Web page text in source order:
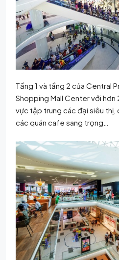
Tầng 1 và tầng 2 của Central
Shopping Mall Center với hơn
vực tập trung các đại siêu thị,
các quán cafe sang trọng…